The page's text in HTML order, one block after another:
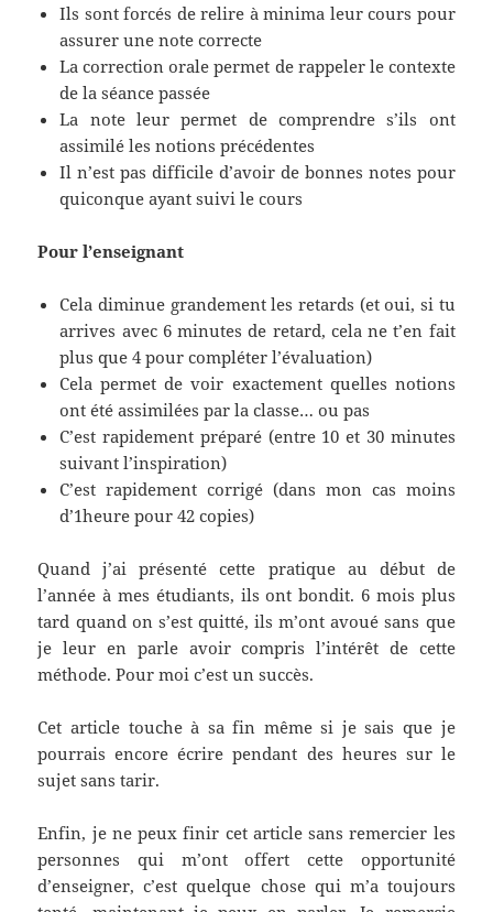
Ils sont forcés de relire à minima leur cours pour
assurer une note correcte
La correction orale permet de rappeler le contexte
de la séance passée
La note leur permet de comprendre s’ils ont
assimilé les notions précédentes
Il n’est pas difficile d’avoir de bonnes notes pour
quiconque ayant suivi le cours
Pour l’enseignant
Cela diminue grandement les retards (et oui, si tu
arrives avec 6 minutes de retard, cela ne t’en fait
plus que 4 pour compléter l’évaluation)
Cela permet de voir exactement quelles notions
ont été assimilées par la classe… ou pas
C’est rapidement préparé (entre 10 et 30 minutes
suivant l’inspiration)
C’est rapidement corrigé (dans mon cas moins
d’1heure pour 42 copies)
Quand j’ai présenté cette pratique au début de
l’année à mes étudiants, ils ont bondit. 6 mois plus
tard quand on s’est quitté, ils m’ont avoué sans que
je leur en parle avoir compris l’intérêt de cette
méthode. Pour moi c’est un succès.
Cet article touche à sa fin même si je sais que je
pourrais encore écrire pendant des heures sur le
sujet sans tarir.
Enfin, je ne peux finir cet article sans remercier les
personnes qui m’ont offert cette opportunité
d’enseigner, c’est quelque chose qui m’a toujours